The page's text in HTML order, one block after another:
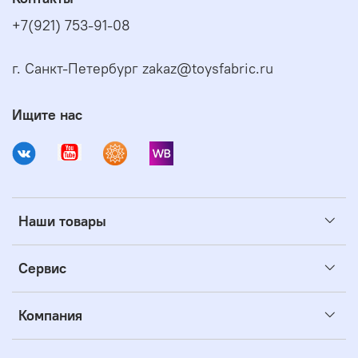
Наши товары
Сервис
Компания
+7(921) 753-91-08
г. Санкт-Петербург zakaz@toysfabric.ru
Ищите нас